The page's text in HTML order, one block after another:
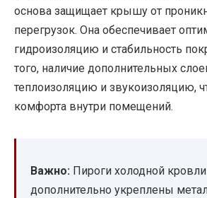
основа защищает крышу от
перегрузок. Она обеспечивает
гидроизоляцию и стабильность
того, наличие дополнительных
теплоизоляцию и звукоизоляцию,
комфорта внутри помещений.
Важно: Пироги холодной
дополнительно укреплены